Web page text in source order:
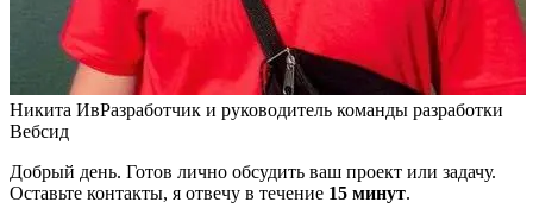
Никита ИвРазработчик и руководитель команды разработки
Вебсид
Добрый день. Готов лично обсудить ваш проект или задачу.
Оставьте контакты, я отвечу в течение 15 минут.